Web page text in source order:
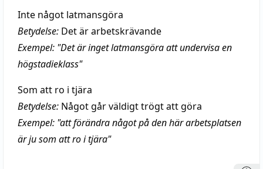
Inte något latmansgöra
Betydelse: Det är arbetskrävande
Exempel: "Det är inget latmansgöra att undervisa en
högstadieklass"
Som att ro i tjära
Betydelse: Något går väldigt trögt att göra
Exempel: "att förändra något på den här arbetsplatsen
är ju som att ro i tjära"